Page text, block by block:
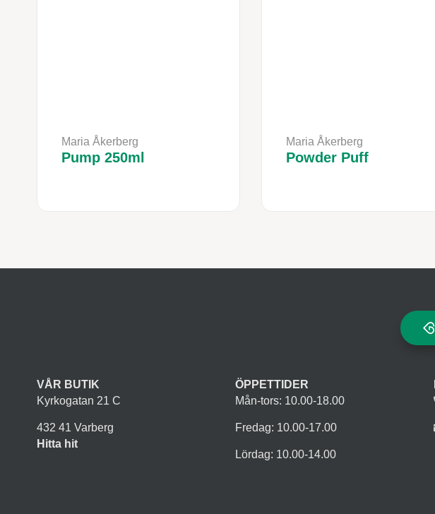
Maria Åkerberg
Pump 250ml
Maria Åkerberg
Powder Puff
VÅR BUTIK
Kyrkogatan 21 C
432 41 Varberg
Hitta hit
ÖPPETTIDER
Mån-tors: 10.00-18.00
Fredag: 10.00-17.00
Lördag: 10.00-14.00